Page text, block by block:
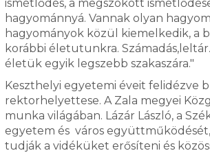
ismétlődés, a megszokott
hagyománnyá. Vannak olyan
hagyományok közül kiemelkedik, a
korábbi életutunkra.
életük egyik legszebb szakaszára."
Keszthelyi egyetemi éveit felidézve
rektorhelyettese. A Zala megyei
munka világában. Lázár László, a
egyetem és város együttműködését,
tudják a vidéküket erősíteni és